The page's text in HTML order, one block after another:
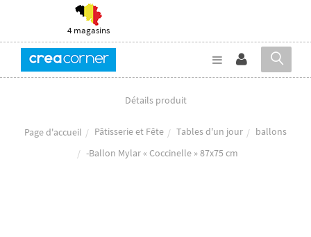
4 magasins
Détails produit
Page d'accueil Pâtisserie et Fête Tables d'un jour
ballons
-Ballon Mylar « Coccinelle » 87x75 cm